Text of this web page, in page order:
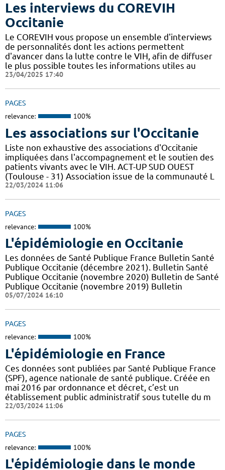
Les interviews du COREVIH
Occitanie
Le COREVIH vous propose un ensemble d'interviews
de personnalités dont les actions permettent
d'avancer dans la lutte contre le VIH, afin de diffuser
le plus possible toutes les informations utiles au
23/04/2025 17:40
PAGES
relevance: 100%
Les associations sur l'Occitanie
Liste non exhaustive des associations d'Occitanie
impliquées dans l'accompagnement et le soutien des
patients vivants avec le VIH. ACT-UP SUD OUEST
(Toulouse - 31) Association issue de la communauté L
22/03/2024 11:06
PAGES
relevance: 100%
L'épidémiologie en Occitanie
Les données de Santé Publique France Bulletin Santé
Publique Occitanie (décembre 2021). Bulletin Santé
Publique Occitanie (novembre 2020) Bulletin de Santé
Publique Occitanie (novembre 2019) Bulletin
05/07/2024 16:10
PAGES
relevance: 100%
L'épidémiologie en France
Ces données sont publiées par Santé Publique France
(SPF), agence nationale de santé publique. Créée en
mai 2016 par ordonnance et décret, c’est un
établissement public administratif sous tutelle du m
22/03/2024 11:06
PAGES
relevance: 100%
L'épidémiologie dans le monde